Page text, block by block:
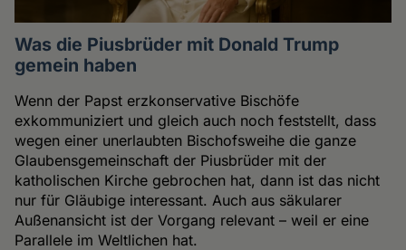
Was die Piusbrüder mit Donald Trump
gemein haben
Wenn der Papst erzkonservative Bischöfe
exkommuniziert und gleich auch noch feststellt, dass
wegen einer unerlaubten Bischofsweihe die ganze
Glaubensgemeinschaft der Piusbrüder mit der
katholischen Kirche gebrochen hat, dann ist das nicht
nur für Gläubige interessant. Auch aus säkularer
Außenansicht ist der Vorgang relevant – weil er eine
Parallele im Weltlichen hat.